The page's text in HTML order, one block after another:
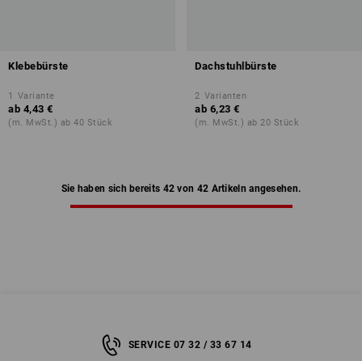
Klebebürste
1 Variante
ab 4,43 €
(m. MwSt.) ab 40 Stück
Dachstuhlbürste
2 Varianten
ab 6,23 €
(m. MwSt.) ab 20 Stück
Sie haben sich bereits 42 von 42 Artikeln angesehen.
SERVICE 07 32 / 33 67 14